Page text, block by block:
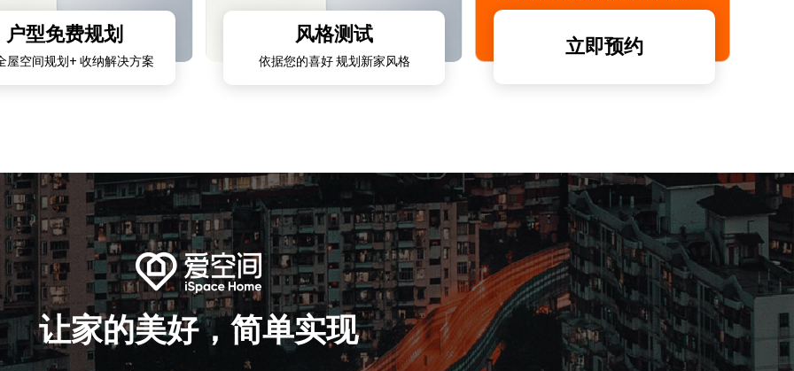
户型免费规划
屋空间规划+ 收纳解决方案
风格测试
依据您的喜好 规划新家风格
立即预约
让家的美好，简单实现